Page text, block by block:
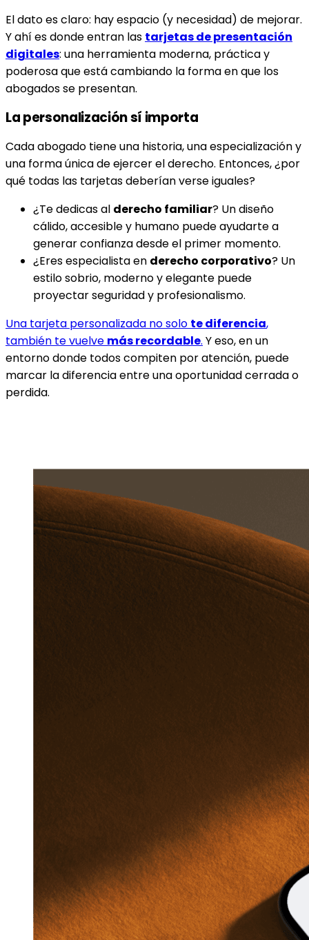
El dato es claro: hay espacio (y necesidad) de mejorar.
Y ahí es donde entran las tarjetas de presentación
digitales: una herramienta moderna, práctica y
poderosa que está cambiando la forma en que los
abogados se presentan.
La personalización sí importa
Cada abogado tiene una historia, una especialización y
una forma única de ejercer el derecho. Entonces, ¿por
qué todas las tarjetas deberían verse iguales?
¿Te dedicas al derecho familiar? Un diseño
cálido, accesible y humano puede ayudarte a
generar confianza desde el primer momento.
¿Eres especialista en derecho corporativo? Un
estilo sobrio, moderno y elegante puede
proyectar seguridad y profesionalismo.
Una tarjeta personalizada no solo te diferencia,
también te vuelve más recordable. Y eso, en un
entorno donde todos compiten por atención, puede
marcar la diferencia entre una oportunidad cerrada o
perdida.